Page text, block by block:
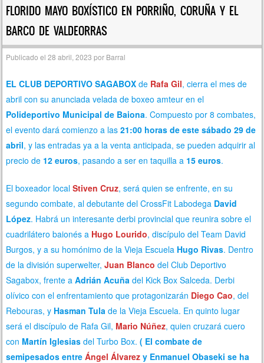
FLORIDO MAYO BOXÍSTICO EN PORRIÑO, CORUÑA Y EL
BARCO DE VALDEORRAS
Publicado el28 abril, 2023 por Barral
EL CLUB DEPORTIVO SAGABOX de Rafa Gil, cierra el mes de
abril con su anunciada velada de boxeo amteur en el
Polideportivo Municipal de Baiona. Compuesto por 8 combates,
el evento dará comienzo a las21:00 horas de este sábado 29 de
abril, y las entradas ya a la venta anticipada, se pueden adquirir al
precio de 12 euros, pasando a ser en taquilla a 15 euros.
El boxeador localStiven Cruz, será quien se enfrente, en su
segundo combate, al debutante del CrossFit Labodega David
López. Habrá un interesante derbi provincial que reunira sobre el
cuadrilátero baionés a Hugo Lourido, discípulo del Team David
Burgos, y a su homónimo de la Vieja Escuela Hugo Rivas. Dentro
de la división superwelter,Juan Blanco del Club Deportivo
Sagabox, frente aAdrián Acuña del Kick Box Salceda. Derbi
olívico con el enfrentamiento que protagonizarán Diego Cao, del
Rebouras, y Hasman Tula de la Vieja Escuela. En quinto lugar
será el discípulo de Rafa Gil, Mario Núñez, quien cruzará cuero
con Martín Iglesias del Turbo Box. ( El combate de
semipesados entre Ángel Álvarez y Enmanuel Obaseki se ha